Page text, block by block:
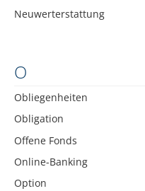
Neuwerterstattung
O
Obliegenheiten
Obligation
Offene Fonds
Online-Banking
Option